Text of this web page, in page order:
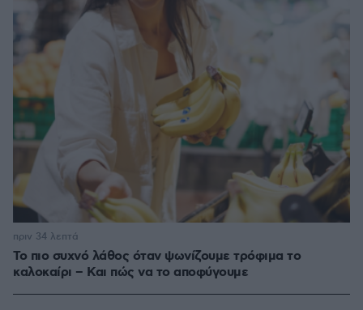
Το πιο συχνό λάθος όταν ψωνίζουμε τρόφιμα το
καλοκαίρι – Και πώς να το αποφύγουμε
πριν 34 λεπτά